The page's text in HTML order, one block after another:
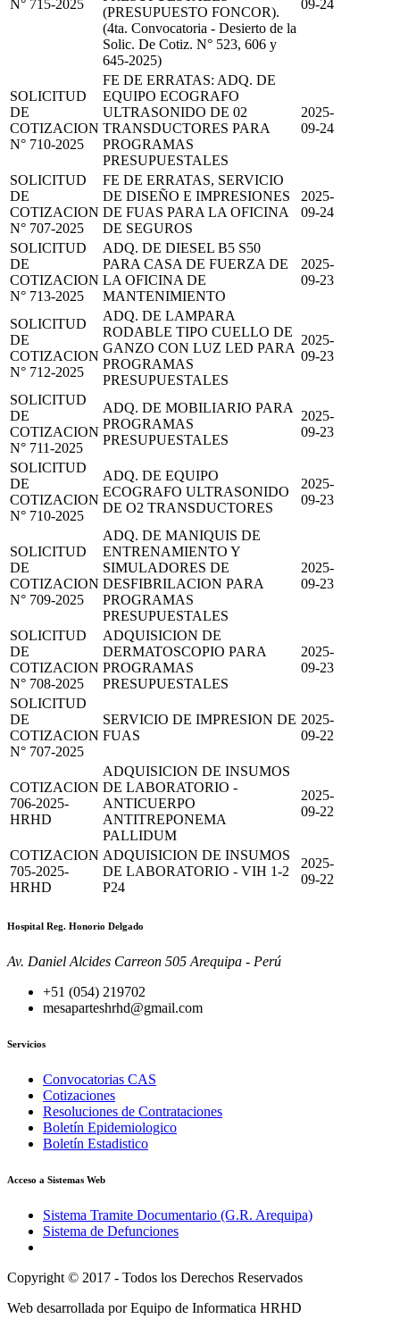
N° 715-2025
(PRESUPUESTO FONCOR).
(4ta. Convocatoria - Desierto de la
Solic. De Cotiz. N° 523, 606 y
645-2025)
09-24
SOLICITUD
DE
COTIZACION
N° 710-2025
FE DE ERRATAS: ADQ. DE
EQUIPO ECOGRAFO
ULTRASONIDO DE 02
TRANSDUCTORES PARA
PROGRAMAS
PRESUPUESTALES
2025-
09-24
SOLICITUD
DE
COTIZACION
N° 707-2025
FE DE ERRATAS, SERVICIO
DE DISEÑO E IMPRESIONES
DE FUAS PARA LA OFICINA
DE SEGUROS
2025-
09-24
SOLICITUD
DE
COTIZACION
N° 713-2025
ADQ. DE DIESEL B5 S50
PARA CASA DE FUERZA DE
LA OFICINA DE
MANTENIMIENTO
2025-
09-23
SOLICITUD
DE
COTIZACION
N° 712-2025
ADQ. DE LAMPARA
RODABLE TIPO CUELLO DE
GANZO CON LUZ LED PARA
PROGRAMAS
PRESUPUESTALES
2025-
09-23
SOLICITUD
DE
COTIZACION
N° 711-2025
ADQ. DE MOBILIARIO PARA
PROGRAMAS
PRESUPUESTALES
2025-
09-23
SOLICITUD
DE
COTIZACION
N° 710-2025
ADQ. DE EQUIPO
ECOGRAFO ULTRASONIDO
DE O2 TRANSDUCTORES
2025-
09-23
SOLICITUD
DE
COTIZACION
N° 709-2025
ADQ. DE MANIQUIS DE
ENTRENAMIENTO Y
SIMULADORES DE
DESFIBRILACION PARA
PROGRAMAS
PRESUPUESTALES
2025-
09-23
SOLICITUD
DE
COTIZACION
N° 708-2025
ADQUISICION DE
DERMATOSCOPIO PARA
PROGRAMAS
PRESUPUESTALES
2025-
09-23
SOLICITUD
DE
COTIZACION
N° 707-2025
SERVICIO DE IMPRESION DE
FUAS
2025-
09-22
COTIZACION
706-2025-
HRHD
ADQUISICION DE INSUMOS
DE LABORATORIO -
ANTICUERPO
ANTITREPONEMA
PALLIDUM
2025-
09-22
COTIZACION
705-2025-
HRHD
ADQUISICION DE INSUMOS
DE LABORATORIO - VIH 1-2
P24
2025-
09-22
Hospital Reg. Honorio Delgado
Av. Daniel Alcides Carreon 505 Arequipa - Perú
+51 (054) 219702
mesaparteshrhd@gmail.com
Servicios
Convocatorias CAS
Cotizaciones
Resoluciones de Contrataciones
Boletín Epidemiologico
Boletín Estadistico
Acceso a Sistemas Web
Sistema Tramite Documentario (G.R. Arequipa)
Sistema de Defunciones
Copyright © 2017 - Todos los Derechos Reservados
Web desarrollada por Equipo de Informatica HRHD